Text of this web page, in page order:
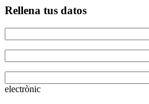
Rellena tus datos
electrònic